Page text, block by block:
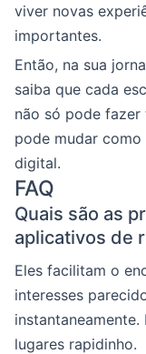
viver novas
importantes.
Então, na sua
saiba que cada
não só pode
pode mudar
digital.
FAQ
Quais são as
aplicativos de
Eles facilitam o
interesses
lugares rapidinho.